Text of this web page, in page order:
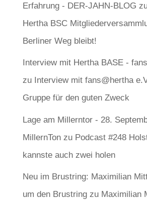
Erfahrung - DER-JAHN-BLOG
Hertha BSC
Berliner Weg bleibt!
Interview mit Hertha BASE -
zu Interview mit fans@hertha
Gruppe für den guten Zweck
Lage am Millerntor - 28.
MillernTonzu Podcast #248
kannste auch zwei holen
Neu im Brustring: Maximilian
um den Brustringzu Maximilian